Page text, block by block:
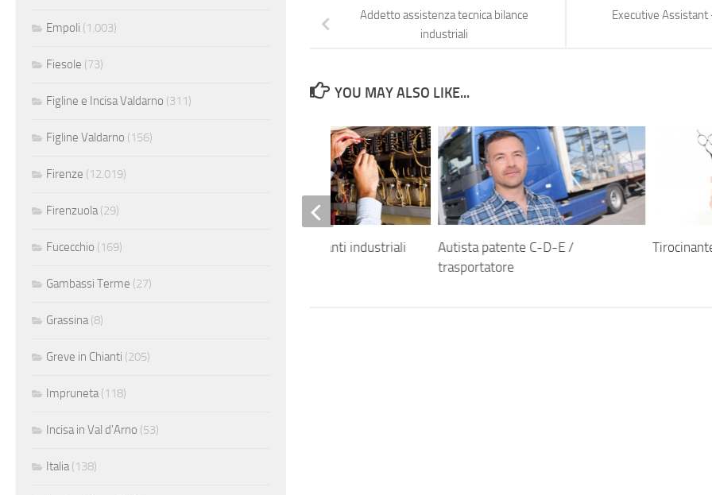
Executive Assistant
Addetto assistenza tecnica bilance
industriali
YOU MAY ALSO LIKE...
Autista patente C-D-E /
trasportatore
Elettricista di impianti industriali
Empoli (1.003)
Fiesole (73)
Figline e Incisa Valdarno (311)
Figline Valdarno (156)
Firenze (12.019)
Firenzuola(29)
Fucecchio (169)
Gambassi Terme (27)
Grassina(8)
Greve in Chianti (205)
Impruneta(118)
Incisa in Val d'Arno (53)
Italia(138)